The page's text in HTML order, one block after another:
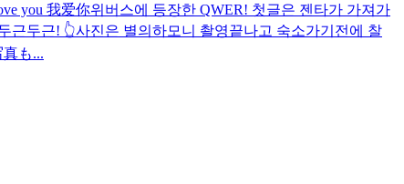
you 我爱你위버스에 등장한 QWER! 첫글은 젠타가 가져가
두근! 👆사진은 별의하모니 촬영끝나고 숙소가기전에 찰
も...